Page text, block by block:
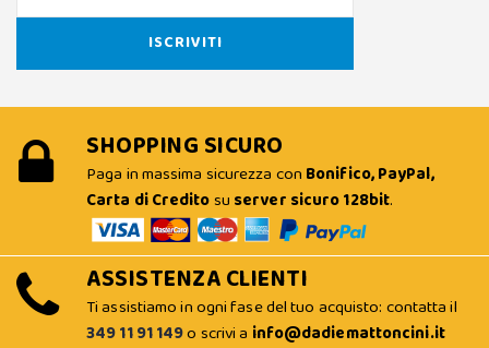
SHOPPING SICURO
Paga in massima sicurezza con Bonifico, PayPal,
Carta di Creditosu server sicuro 128bit.
ASSISTENZA CLIENTI
Ti assistiamo in ogni fase del tuo acquisto: contatta il
349 11 91 149o scrivi a info@dadiemattoncini.it